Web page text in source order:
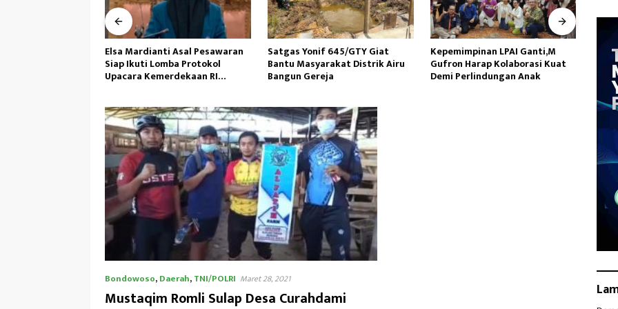
Satgas Yonif 645/GTY Giat
Bantu Masyarakat Distrik Airu
Bangun Gereja ‎
Kepemimpinan LPAI Ganti,M
Gufron Harap Kolaborasi Kuat
Demi Perlindungan Anak
Wakasad Tekankan Pentingnya
Komunikasi kepada
Dansatkowil
Bondowoso,Daerah,TNI/POLRI Maret 28, 2021
Mustaqim Romli Sulap Desa Curahdami